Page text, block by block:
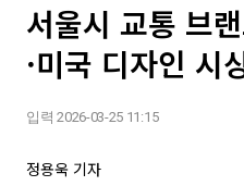
서울시 교통 브
·미국 디자인 시
입력 2026-03-25 11:15
정용욱 기자